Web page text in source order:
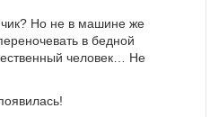
Но не в машине же
в бедной
человек… Не